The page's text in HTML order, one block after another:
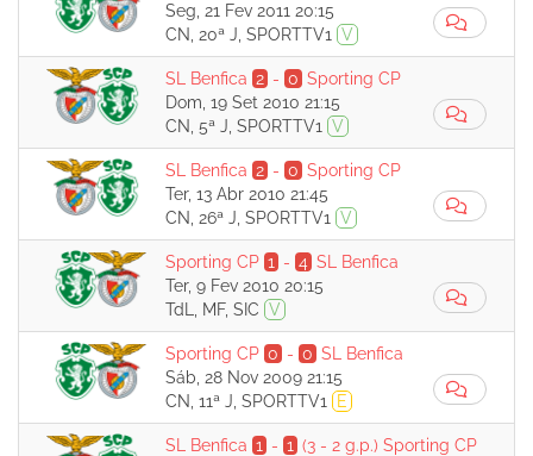
Seg, 21 Fev 2011 20:15
CN, 20ª J, SPORTTV1
V
SL Benfica 2 - 0 Sporting CP
Dom, 19 Set 2010 21:15
CN, 5ª J, SPORTTV1
V
SL Benfica 2 - 0 Sporting CP
Ter, 13 Abr 2010 21:45
CN, 26ª J, SPORTTV1
V
Sporting CP 1 - 4 SL Benfica
Ter, 9 Fev 2010 20:15
TdL, MF, SIC V
Sporting CP 0 - 0 SL Benfica
Sáb, 28 Nov 2009 21:15
CN, 11ª J, SPORTTV1
E
SL Benfica 1 - 1 (3 - 2 g.p.) Sporting CP